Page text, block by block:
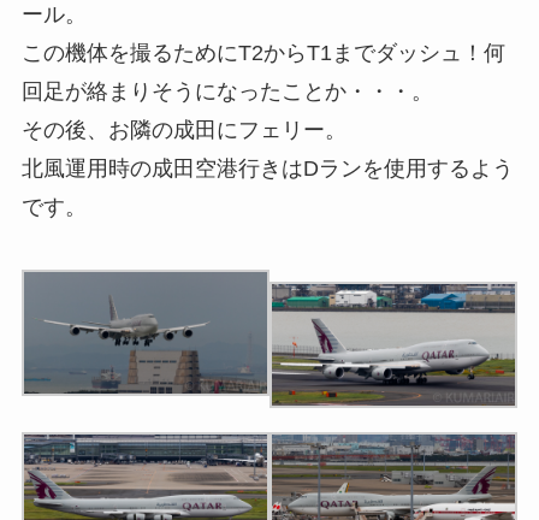
ール。
この機体を撮るためにT2からT1までダッシュ！何
回足が絡まりそうになったことか・・・。
その後、お隣の成田にフェリー。
北風運用時の成田空港行きはDランを使用するよう
です。